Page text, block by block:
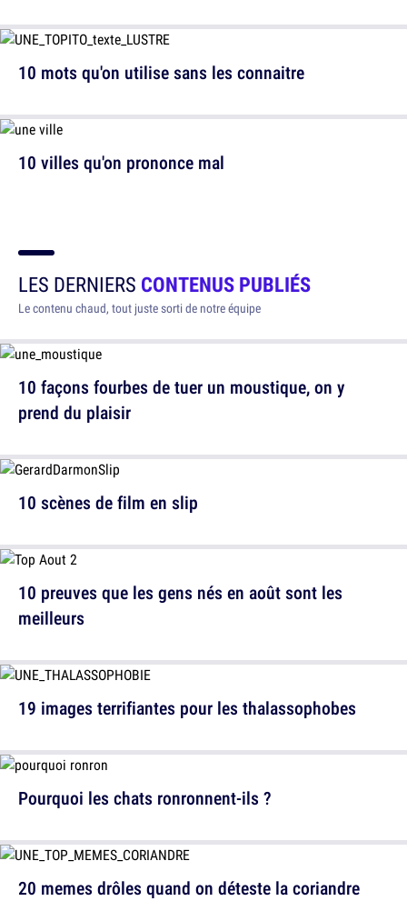
10 villes qu'on prononce mal
10 mots qu'on utilise sans les connaitre
LES DERNIERS CONTENUS PUBLIÉS
Le contenu chaud, tout juste sorti de notre équipe
10 façons fourbes de tuer un moustique, on y
prend du plaisir
10 preuves que les gens nés en août sont les
meilleurs
Pourquoi les chats ronronnent-ils ?
10 scènes de film en slip
19 images terrifiantes pour les thalassophobes
20 memes drôles quand on déteste la coriandre